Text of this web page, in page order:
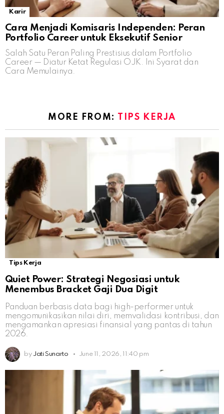
Karir
Cara Menjadi Komisaris Independen: Peran
Portfolio Career untuk Eksekutif Senior
Salah Satu Peran Paling Prestisius dalam Portfolio
Career — Diatur Ketat Regulasi OJK. Ini Syarat dan
Cara Memulainya.
MORE FROM: TIPS KERJA
Tips Kerja
Quiet Power: Strategi Negosiasi untuk
Menembus Bracket Gaji Dua Digit
Panduan berbasis data bagi high-performer untuk
mengomunikasikan nilai diri, memvalidasi kontribusi, dan
mengamankan apresiasi finansial yang pantas di tahun
2026.
by Jati Sunarto June 11, 2026, 11:40 pm